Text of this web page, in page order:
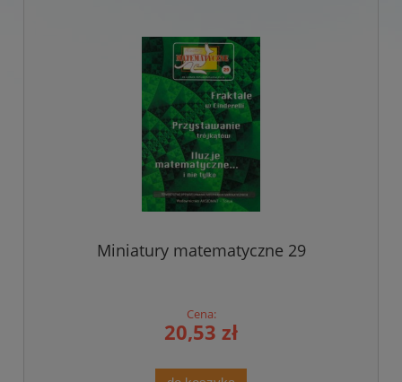
Miniatury matematyczne 29
Cena:
20,53 zł